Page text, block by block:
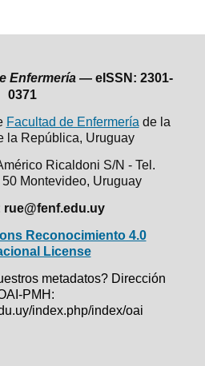
Enfermería — eISSN: 2301-
0371
Facultad de Enfermería de la
la República, Uruguay
Ricaldoni S/N - Tel.
50 Montevideo, Uruguay
rue@fenf.edu.uy
Reconocimiento 4.0
License
metadatos? Dirección
PMH:
index.php/index/oai